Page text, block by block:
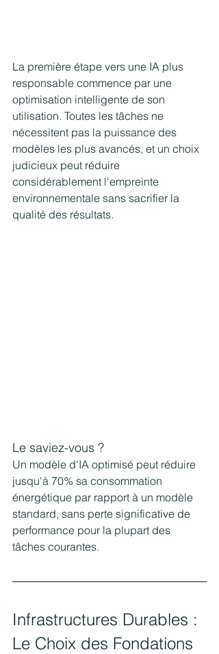
La première étape vers une IA plus
responsable commence par une
optimisation intelligente de son
utilisation. Toutes les tâches ne
nécessitent pas la puissance des
modèles les plus avancés, et un choix
judicieux peut réduire
considérablement l'empreinte
environnementale sans sacrifier la
qualité des résultats.
Le saviez-vous ?
Un modèle d'IA optimisé peut réduire
jusqu'à 70% sa consommation
énergétique par rapport à un modèle
standard, sans perte significative de
performance pour la plupart des
tâches courantes.
Infrastructures Durables :
Le Choix des Fondations